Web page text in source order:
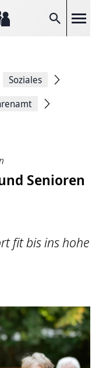
Suche
Soziales
Senioren
fit bis ins hohe